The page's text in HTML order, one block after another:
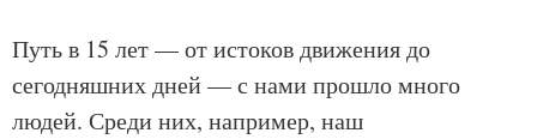
Путь в 15 лет — от истоков движения до
сегодняшних дней — с нами прошло много
людей. Среди них, например, наш